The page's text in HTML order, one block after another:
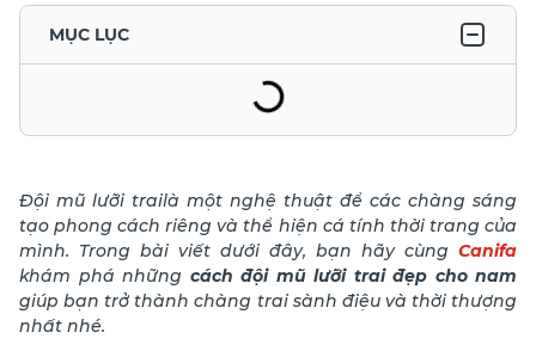
MỤC LỤC
Đội mũ lưỡi trailà một nghệ thuật để các chàng sáng
tạo phong cách riêng và thể hiện cá tính thời trang của
mình. Trong bài viết dưới đây, bạn hãy cùng Canifa
khám phá những cách đội mũ lưỡi trai đẹp cho nam
giúp bạn trở thành chàng trai sành điệu và thời thượng
nhất nhé.